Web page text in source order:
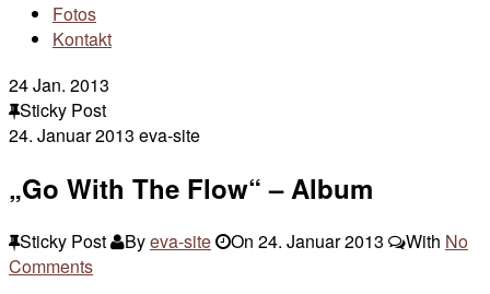
Fotos
Kontakt
24Jan. 2013
Sticky Post
24. Januar 2013 eva-site
„Go With The Flow“ – Album
Sticky Post Byeva-site On 24. Januar 2013 With No
Comments